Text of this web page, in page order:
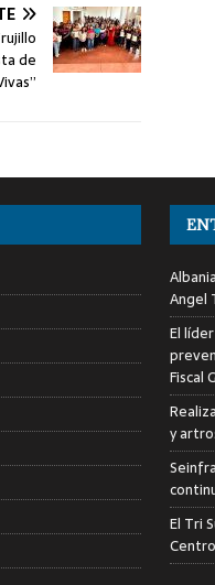
de
Angel
El
Fiscal
y
El Tri